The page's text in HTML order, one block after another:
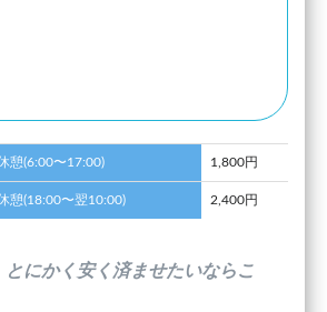
憩(6:00〜17:00) 1,800円
憩(18:00〜翌10:00) 2,400円
とにかく安く済ませたいならこ